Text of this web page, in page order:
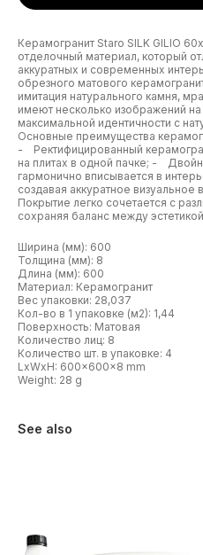
Керамогранит Staro SILK GILIO
отделочный материал, который
аккуратных и современных
обрезного матового
имитация натурального камня,
имеют несколько изображений на
максимальной идентичности с
Основные преимущества
- Ректифицированный
на плитах в одной пачке; -
гармонично вписывается в
создавая аккуратное визуальное
Покрытие легко сочетается с
сохраняя баланс между
Ширина (мм): 600
Толщина (мм): 8
Длина (мм): 600
Материал: Керамогранит
Вес упаковки: 28,037
Кол-во в 1 упаковке (м2): 1,44
Поверхность: Матовая
Количество лиц: 8
Количество шт. в упаковке: 4
LxWxH: 600x600x8 mm
Weight: 28 g
See also